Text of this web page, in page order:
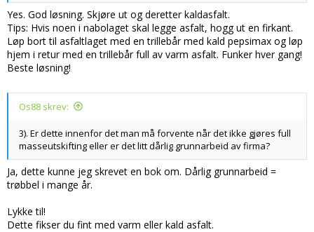
Yes. God løsning. Skjøre ut og deretter kaldasfalt.
Tips: Hvis noen i nabolaget skal legge asfalt, hogg ut en firkant.
Løp bort til asfaltlaget med en trillebår med kald pepsimax og løp
hjem i retur med en trillebår full av varm asfalt. Funker hver gang!
Beste løsning!
Os88 skrev:
3). Er dette innenfor det man må forvente når det ikke gjøres full
masseutskifting eller er det litt dårlig grunnarbeid av firma?
Ja, dette kunne jeg skrevet en bok om. Dårlig grunnarbeid =
trøbbel i mange år.
Lykke til!
Dette fikser du fint med varm eller kald asfalt.